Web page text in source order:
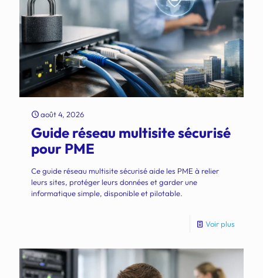
août 4, 2026
Guide réseau multisite sécurisé
pour PME
Ce guide réseau multisite sécurisé aide les PME à relier
leurs sites, protéger leurs données et garder une
informatique simple, disponible et pilotable.
Voir plus